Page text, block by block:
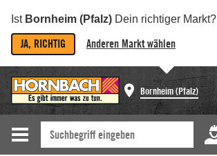
Ist Bornheim (Pfalz) Dein richtiger Markt?
JA, RICHTIG Anderen Markt wählen
Bornheim (Pfalz)